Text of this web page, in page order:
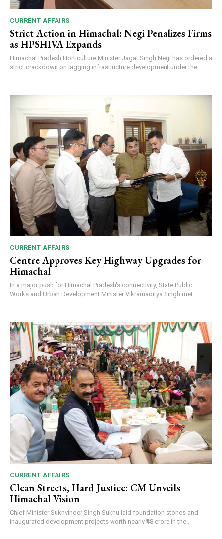
CURRENT AFFAIRS
Strict Action in Himachal: Negi Penalizes Firms
as HPSHIVA Expands
Himachal Pradesh Horticulture Minister Jagat Singh Negi has ordered a
strict crackdown on lagging infrastructure development under the...
CURRENT AFFAIRS
Centre Approves Key Highway Upgrades for
Himachal
In a major push for Himachal Pradesh's connectivity, State Public
Works and Urban Development Minister Vikramaditya Singh met...
CURRENT AFFAIRS
Clean Streets, Hard Justice: CM Unveils
Himachal Vision
Chief Minister Sukhvinder Singh Sukhu laid foundation stones and
inaugurated development projects worth nearly ₹48 crore in the...